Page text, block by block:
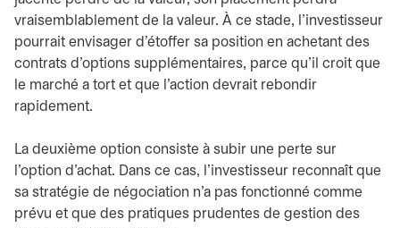
vraisemblablement de la valeur. À ce stade, l’investisseur
pourrait envisager d’étoffer sa position en achetant des
contrats d’options supplémentaires, parce qu’il croit que
le marché a tort et que l’action devrait rebondir
rapidement.
La deuxième option consiste à subir une perte sur
l’option d’achat. Dans ce cas, l’investisseur reconnaît que
sa stratégie de négociation n’a pas fonctionné comme
prévu et que des pratiques prudentes de gestion des